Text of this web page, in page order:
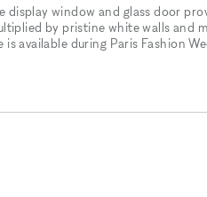
display window and glass door
by pristine white walls and
available during Paris Fashion